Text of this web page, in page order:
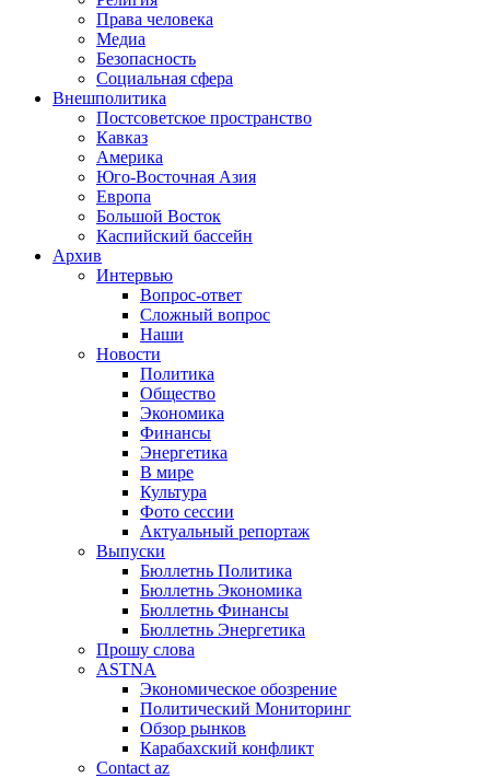
Права человека
Медиа
Безопасность
Социальная сфера
Внешполитика
Постсоветское пространство
Кавказ
Америка
Юго-Восточная Азия
Европа
Большой Восток
Каспийский бассейн
Архив
Интервью
Вопрос-ответ
Сложный вопрос
Наши
Новости
Политика
Общество
Экономика
Финансы
Энергетика
В мире
Культура
Фото сессии
Актуальный репортаж
Выпуски
Бюллетнь Политика
Бюллетнь Экономика
Бюллетнь Финансы
Бюллетнь Энергетика
Прошу слова
ASTNA
Экономическое обозрение
Политический Мониторинг
Обзор рынков
Карабахский конфликт
Contact az